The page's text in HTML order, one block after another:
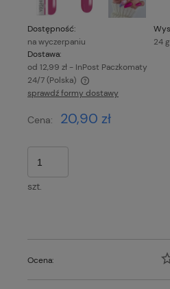
Dostępność:
na wyczerpaniu
24
Dostawa:
od 12,99 zł - InPost Paczkomaty
24/7(Polska)
Cena nie zawiera ewentualnych
sprawdź formy dostawy
Cena: 20,90 zł
szt.
Ocena: